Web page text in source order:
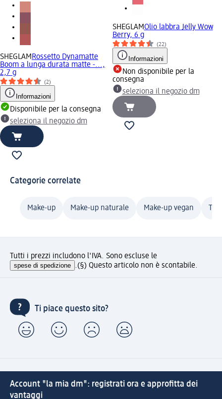
SHEGLAMRossetto Dynamatte
Boom a lunga durata matte -...,
2,7 g
(2)
Informazioni
Disponibile per la consegna
seleziona il negozio dm
SHEGLAMOlio labbra Jelly Wow
Berry, 6 g
(22)
Informazioni
Non disponibile per la
consegna
seleziona il negozio dm
Categorie correlate
Make-up Make-up naturale Make-up vegan
Tutti i prezzi includono l'IVA. Sono escluse le
spese di spedizione .(§) Questo articolo non è scontabile.
Ti piace questo sito?
Account "la mia dm": registrati ora e approfitta dei
vantaggi